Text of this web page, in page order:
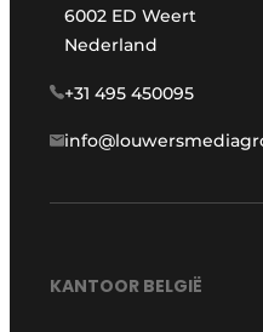
6002 ED Weert
Nederland
+31 495 450095
KANTOOR BELGIË